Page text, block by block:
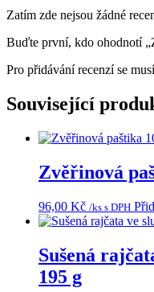
Zatím zde nejsou žádné
Buďte první, kdo ohodnotí
Pro přidávání recenzí se
Související
Zvěřinová
96,00 Kč /ks s DPH
Sušená
195 g